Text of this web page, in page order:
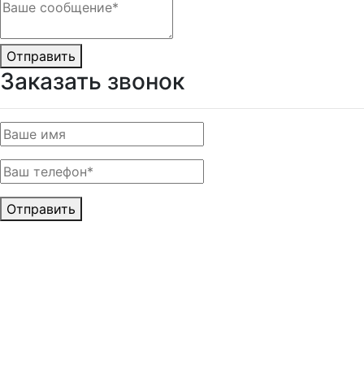
Отправить
Заказать звонок
Отправить